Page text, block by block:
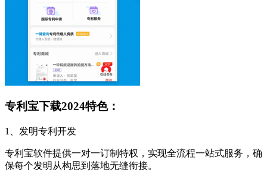
专利宝下载2024特色：
1、发明专利开发
专利宝软件提供一对一订制特权，实现全流程一站式服务，确
保每个发明从构思到落地无缝衔接。